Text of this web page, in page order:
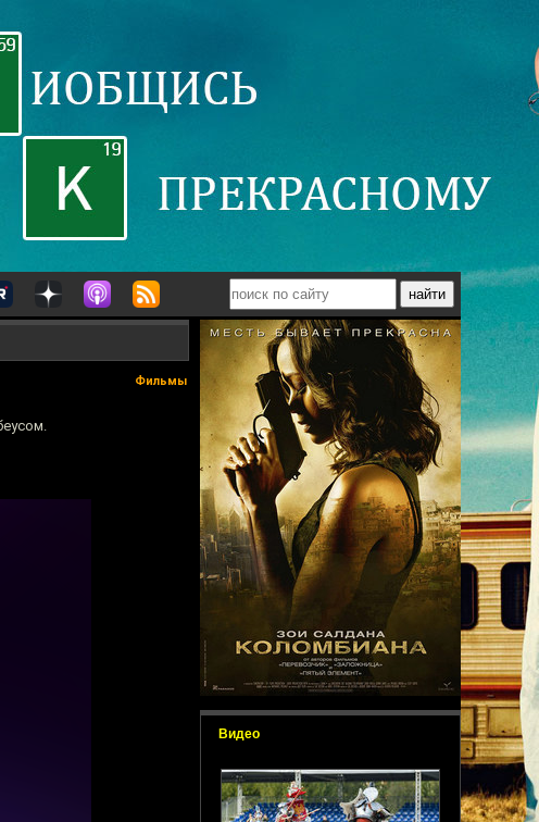
Видео
Фильмы